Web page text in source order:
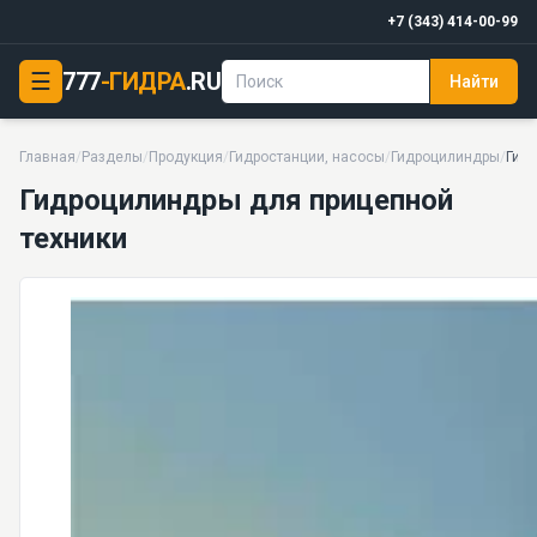
+7 (343) 414-00-99
☰ 777-ГИДРА.RU Найти
Главная/ Разделы/ Продукция/ Гидростанции, насосы/ Гидроцилиндры/
Гидроцилиндры для прицепной техники
Гидроцилиндры для прицепной
техники